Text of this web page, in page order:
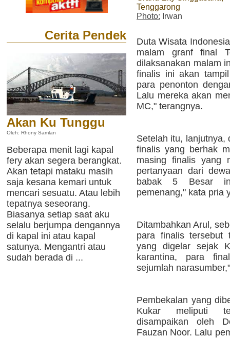
Cerita Pendek
Akan Ku Tunggu
Oleh: Rhony Samlan
Beberapa menit lagi kapal
fery akan segera berangkat.
Akan tetapi mataku masih
saja kesana kemari untuk
mencari sesuatu. Atau lebih
tepatnya seseorang.
Biasanya setiap saat aku
selalu berjumpa dengannya
di kapal ini atau kapal
satunya. Mengantri atau
sudah berada di ...
Tenggarong
Photo: Irwan
Duta Wisata
malam granf final
dilaksanakan malam
finalis ini akan
para penonton
Lalu mereka akan
MC," terangnya.
Setelah itu, lanjutnya,
finalis yang berhak
masing finalis yang
pertanyaan dari
babak 5 Besar
pemenang," kata pria
Ditambahkan Arul,
para finalis tersebut
yang digelar sejak
karantina, para
sejumlah
Pembekalan yang
Kukar meliputi
disampaikan oleh
Fauzan Noor. Lalu